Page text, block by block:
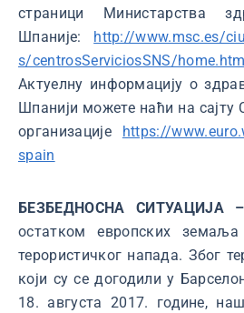
страници Министарства
Шпаније: http://www.msc.es/
s/centrosServiciosSNS/home.htm
Актуелну информацију о
Шпанији можете наћи на сајту
организације
https://
spain
БЕЗБЕДНОСНА СИТУАЦИЈА –
остатком европских
терористичког напада. Због
који су се догодили у
18. августа 2017. године,